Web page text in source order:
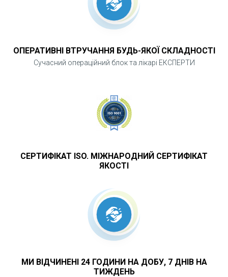
ОПЕРАТИВНІ ВТРУЧАННЯ БУДЬ-ЯКОЇ СКЛАДНОСТІ
Сучасний операційний блок та лікарі ЕКСПЕРТИ
СЕРТИФІКАТ ISO. МІЖНАРОДНИЙ СЕРТИФІКАТ
ЯКОСТІ
МИ ВІДЧИНЕНІ 24 ГОДИНИ НА ДОБУ, 7 ДНІВ НА
ТИЖДЕНЬ